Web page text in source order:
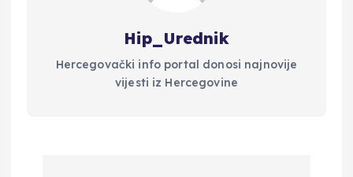
Hip_Urednik
Hercegovački info portal donosi najnovije
vijesti iz Hercegovine